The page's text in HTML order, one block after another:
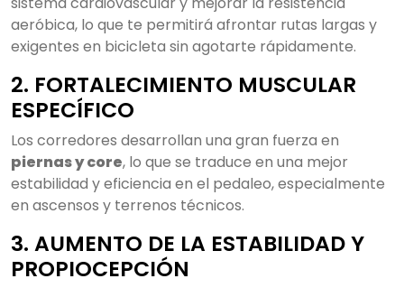
aeróbica, lo que te permitirá afrontar rutas largas y
exigentes en bicicleta sin agotarte rápidamente.
2. FORTALECIMIENTO MUSCULAR
ESPECÍFICO
Los corredores desarrollan una gran fuerza en
piernas y core, lo que se traduce en una mejor
estabilidad y eficiencia en el pedaleo, especialmente
en ascensos y terrenos técnicos.
3. AUMENTO DE LA ESTABILIDAD Y
PROPIOCEPCIÓN